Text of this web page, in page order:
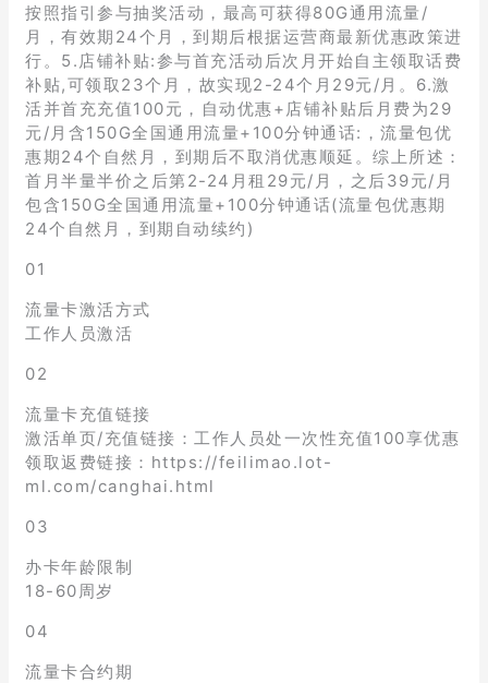
按照指引参与抽奖活动，最高可获得80G通用流量/
月，有效期24个月，到期后根据运营商最新优惠政策进
行。5.店铺补贴:参与首充活动后次月开始自主领取话费
补贴,可领取23个月，故实现2-24个月29元/月。6.激
活并首充充值100元，自动优惠+店铺补贴后月费为29
元/月含150G全国通用流量+100分钟通话:，流量包优
惠期24个自然月，到期后不取消优惠顺延。综上所述：
首月半量半价之后第2-24月租29元/月，之后39元/月
包含150G全国通用流量+100分钟通话(流量包优惠期
24个自然月，到期自动续约)
01
流量卡激活方式
工作人员激活
02
流量卡充值链接
激活单页/充值链接：工作人员处一次性充值100享优惠
领取返费链接：https://feilimao.lot-
ml.com/canghai.html
03
办卡年龄限制
18-60周岁
04
流量卡合约期